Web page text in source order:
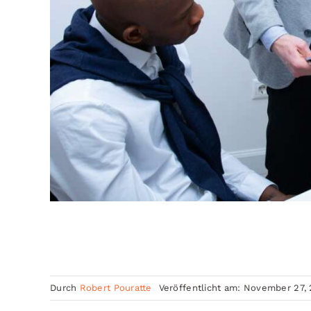
Durch Robert Pouratte Veröffentlicht am: November 27,